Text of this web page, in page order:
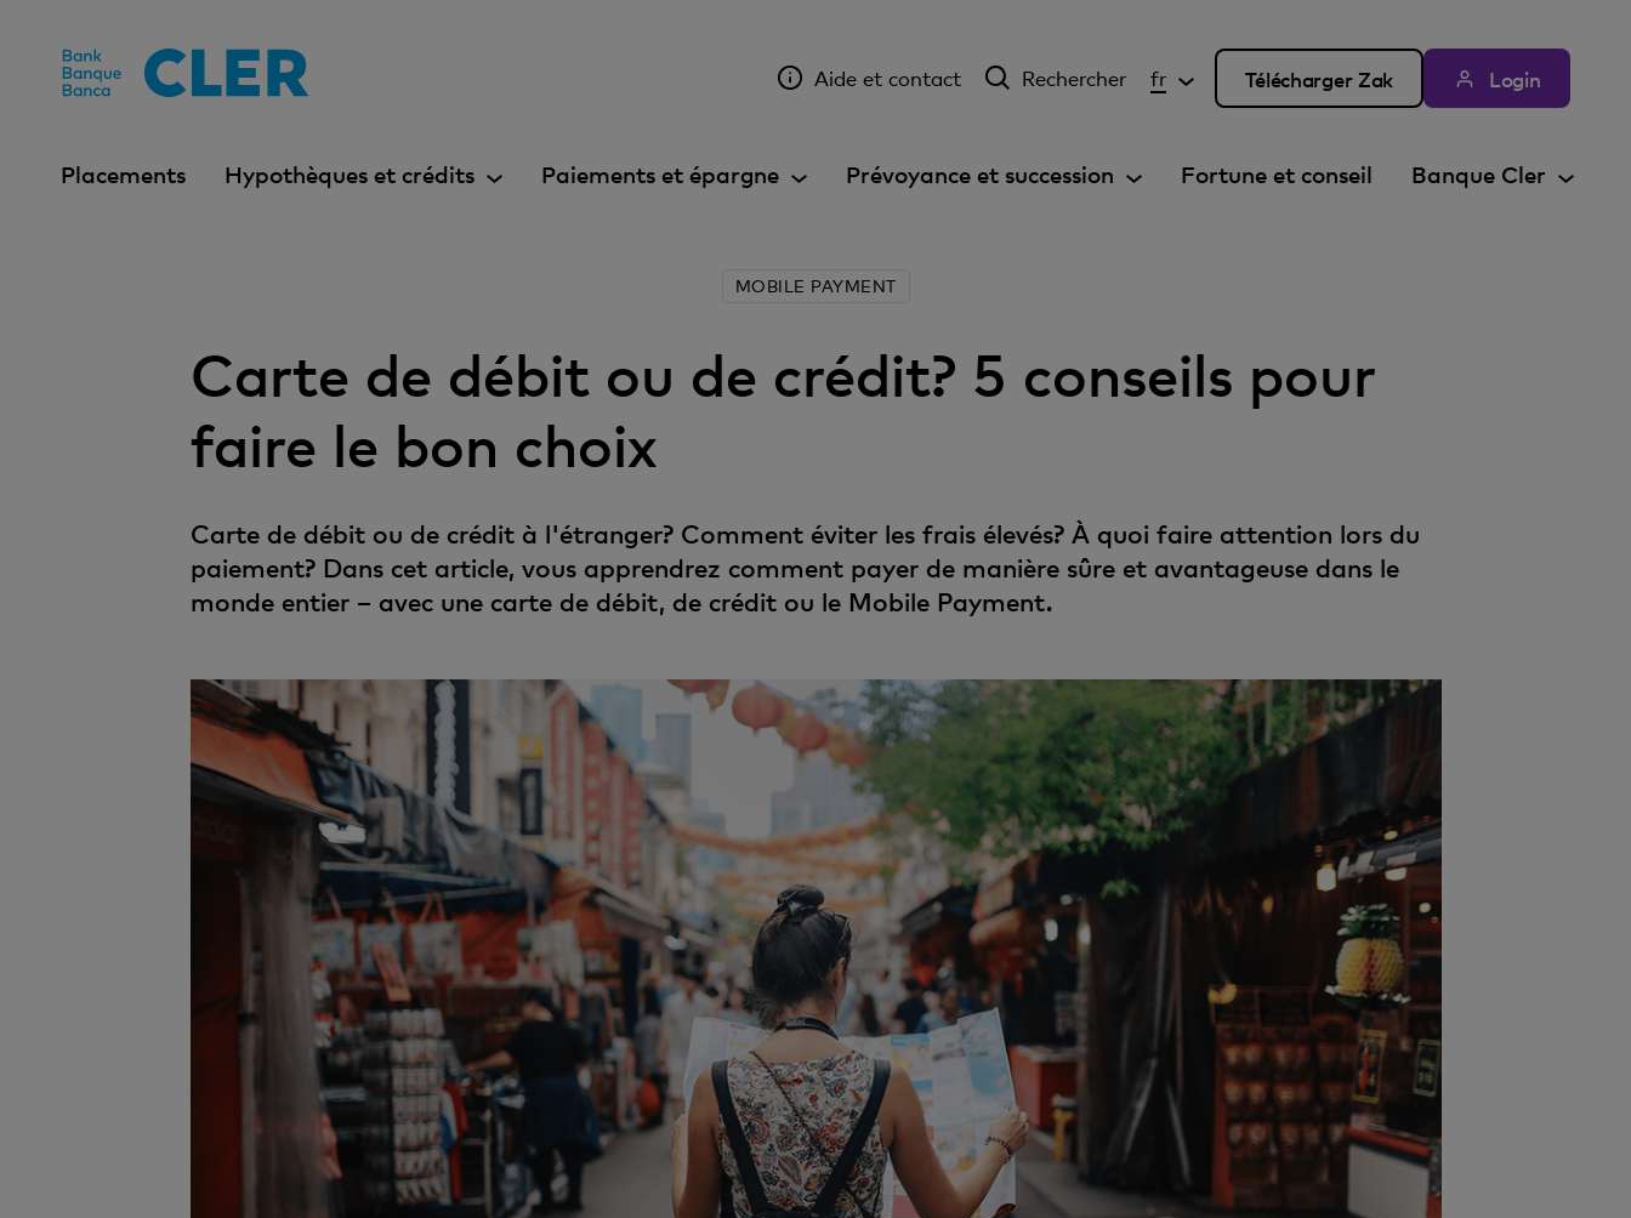
Aide et contact Rechercher fr Télécharger Zak Login
Placements Hypothèques et crédits Paiements et épargne Prévoyance et succession Fortune et conseil Banque Cler
MOBILE PAYMENT
Carte de débit ou de crédit? 5 conseils pour
faire le bon choix
Carte de débit ou de crédit à l'étranger? Comment éviter les frais élevés? À quoi faire attention lors du
paiement? Dans cet article, vous apprendrez comment payer de manière sûre et avantageuse dans le
monde entier – avec une carte de débit, de crédit ou le Mobile Payment.